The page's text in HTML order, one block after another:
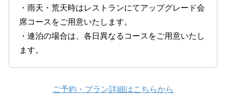
・雨天・荒天時はレストランにてアップグレード会
席コースをご用意いたします。
・連泊の場合は、各日異なるコースをご用意いたし
ます。
ご予約・プラン詳細はこちらから